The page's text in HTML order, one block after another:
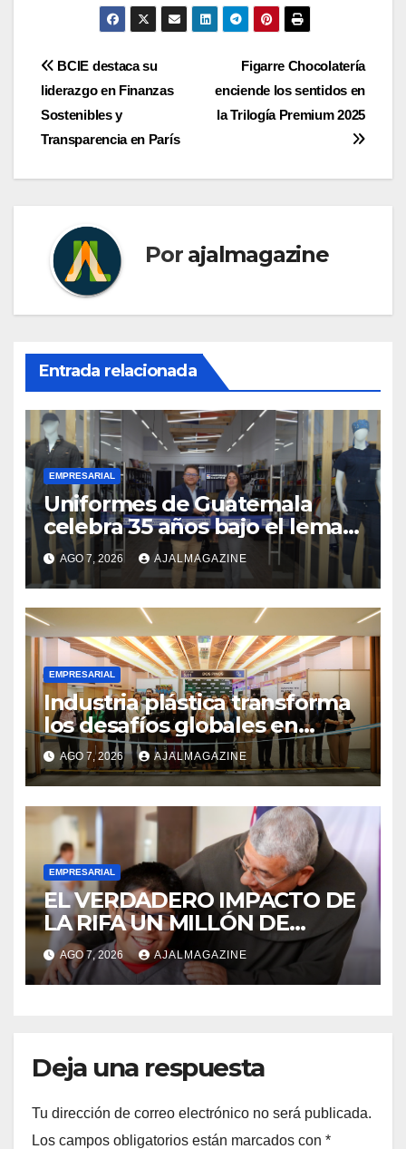
Navegación
de
entradas
Figarre Chocolatería
enciende los sentidos en
la Trilogía Premium 2025
BCIE destaca su
liderazgo en Finanzas
Sostenibles y
Transparencia en París
Por ajalmagazine
Entrada relacionada
EMPRESARIAL
Uniformes de Guatemala
celebra 35 años bajo el lema
«Hechos para destacar» y
continúa su expansión
nacional
AGO 7, 2026 AJALMAGAZINE
EMPRESARIAL
Industria plástica transforma
los desafíos globales en
innovación y nuevas
oportunidades de negocio
AGO 7, 2026 AJALMAGAZINE
EMPRESARIAL
EL VERDADERO IMPACTO DE
LA RIFA UN MILLÓN DE
AMIGOS HOY POR TI,
MAÑANA POR MÍ
AGO 7, 2026 AJALMAGAZINE
Deja una respuesta
Tu dirección de correo electrónico no será publicada.
Los campos obligatorios están marcados con *